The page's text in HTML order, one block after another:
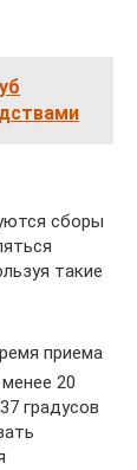
сборы
такие
приема
20
градусов